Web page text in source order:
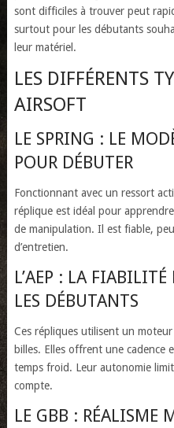
sont difficiles à trouver peut
surtout pour les débutants
leur matériel.
LES DIFFÉRENTS
AIRSOFT
LE SPRING : LE
POUR DÉBUTER
Fonctionnant avec un ressort
réplique est idéal pour
de manipulation. Il est fiable,
d’entretien.
L’AEP : LA FIABILITÉ
LES DÉBUTANTS
Ces répliques utilisent un
billes. Elles offrent une cadence
temps froid. Leur autonomie
compte.
LE GBB : RÉALISME